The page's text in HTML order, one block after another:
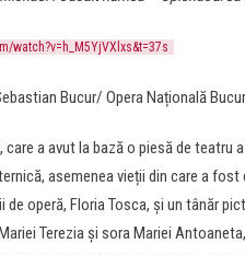
watch?v=h_M5YjVXlxs&t=37s
Bucur/ Opera Națională
a avut la bază o piesă de teatru
asemenea vieții din care a
de operă, Floria Tosca, și un tânăr
Terezia și sora Mariei